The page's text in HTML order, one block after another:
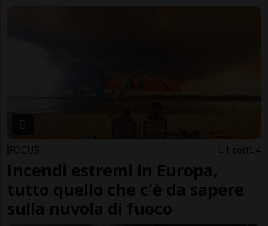
FOCUS 1 sett 4
Incendi estremi in Europa,
tutto quello che c'è da sapere
sulla nuvola di fuoco